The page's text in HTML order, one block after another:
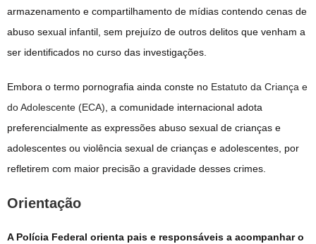
armazenamento e compartilhamento de mídias contendo cenas de
abuso sexual infantil, sem prejuízo de outros delitos que venham a
ser identificados no curso das investigações.
Embora o termo pornografia ainda conste no Estatuto da Criança e
do Adolescente (ECA), a comunidade internacional adota
preferencialmente as expressões abuso sexual de crianças e
adolescentes ou violência sexual de crianças e adolescentes, por
refletirem com maior precisão a gravidade desses crimes.
Orientação
A Polícia Federal orienta pais e responsáveis a acompanhar o